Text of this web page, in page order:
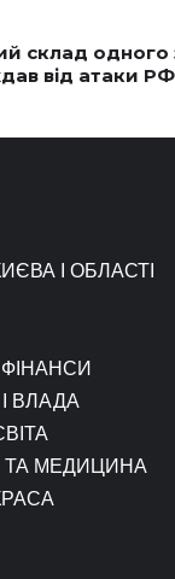
склад одного
від атаки РФ
І ОБЛАСТІ
ФІНАНСИ
ВЛАДА
ТА МЕДИЦИНА